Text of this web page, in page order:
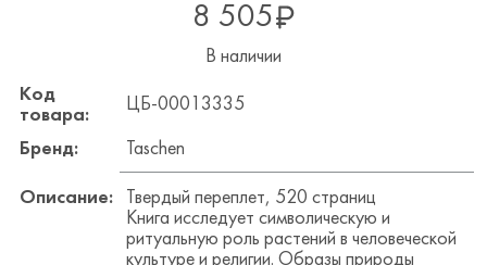
8 505
В наличии
Код
товара:
ЦБ-00013335
Бренд: Taschen
Описание:
Твердый переплет, 520 страниц
Книга исследует символическую и
ритуальную роль растений в человеческой
культуре и религии. Образы природы